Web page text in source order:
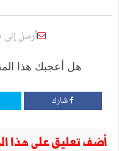
أرسل
هل أعجبك هذا
شارك
أضف تعليق على هذا